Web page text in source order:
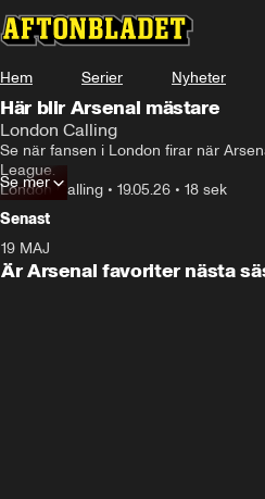
Hem Serier Nyheter
Här blir Arsenal mästare
London Calling
Se när fansen i London firar när
League.
London Calling • 19.05.26 • 18 sek
Se mer
Senast
19 MAJ
Är Arsenal favoriter nästa